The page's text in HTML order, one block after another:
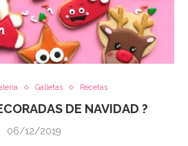
Galletas Recetas
DE NAVIDAD ?
06/12/2019